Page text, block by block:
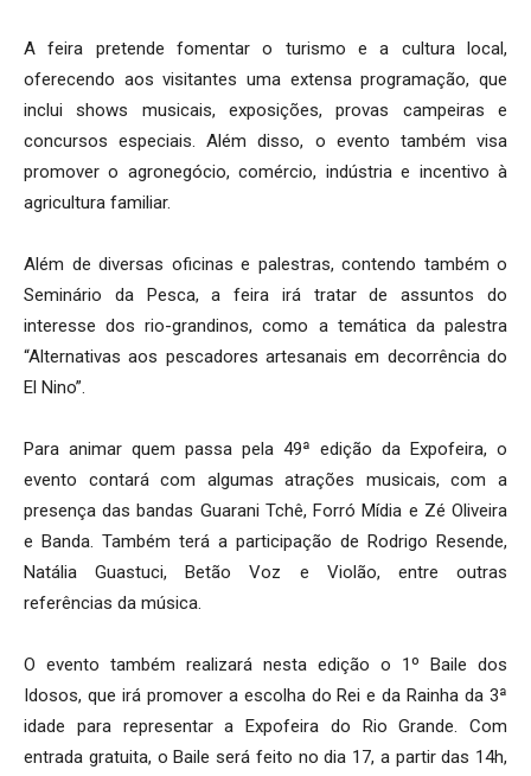
A feira pretende fomentar o turismo e a cultura local,
oferecendo aos visitantes uma extensa programação, que
inclui shows musicais, exposições, provas campeiras e
concursos especiais. Além disso, o evento também visa
promover o agronegócio, comércio, indústria e incentivo à
agricultura familiar.
Além de diversas oficinas e palestras, contendo também o
Seminário da Pesca, a feira irá tratar de assuntos do
interesse dos rio-grandinos, como a temática da palestra
“Alternativas aos pescadores artesanais em decorrência do
El Nino”.
Para animar quem passa pela 49ª edição da Expofeira, o
evento contará com algumas atrações musicais, com a
presença das bandas Guarani Tchê, Forró Mídia e Zé Oliveira
e Banda. Também terá a participação de Rodrigo Resende,
Natália Guastuci, Betão Voz e Violão, entre outras
referências da música.
O evento também realizará nesta edição o 1º Baile dos
Idosos, que irá promover a escolha do Rei e da Rainha da 3ª
idade para representar a Expofeira do Rio Grande. Com
entrada gratuita, o Baile será feito no dia 17, a partir das 14h,